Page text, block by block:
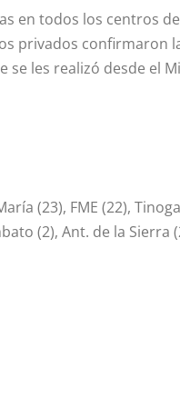
en todos los centros
privados confirmaron
les realizó desde el
(23), FME (22),
(2), Ant. de la Sierra